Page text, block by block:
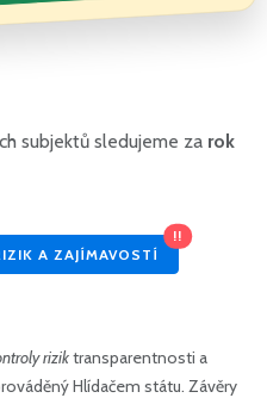
subjektů sledujeme za rok
A ZAJÍMAVOSTÍ
!!
riziktransparentnosti a
Hlídačem státu. Závěry